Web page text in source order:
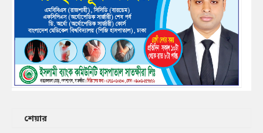
শেয়ার